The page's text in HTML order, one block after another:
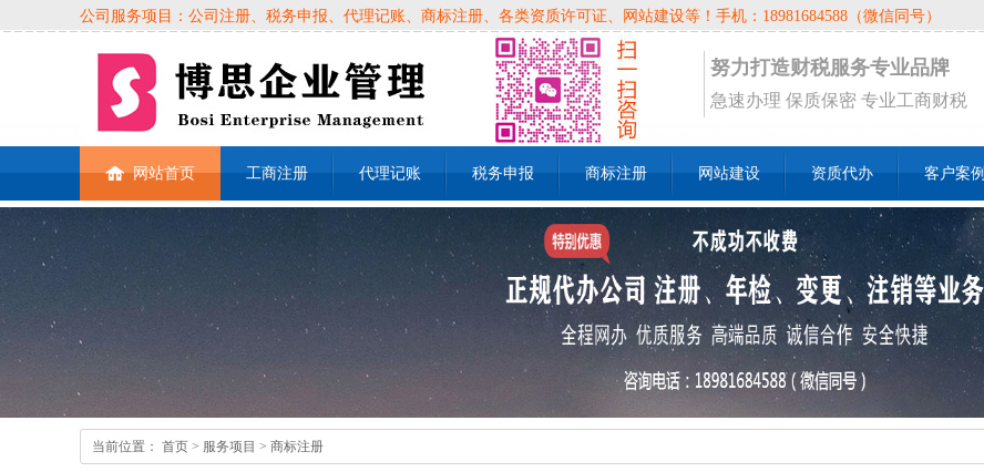
公司服务项目：公司注册、税务申报、代理记账、商标注册、各类资质许可证、网站建设等！手机：18981684588（微信同号）
努力打造财税服务专业品牌
急速办理 保质保密 专业工商财税
网站首页 工商注册 代理记账 税务申报 商标注册 网站建设 资质代办 客户案例
当前位置： 首页 > 服务项目 > 商标注册